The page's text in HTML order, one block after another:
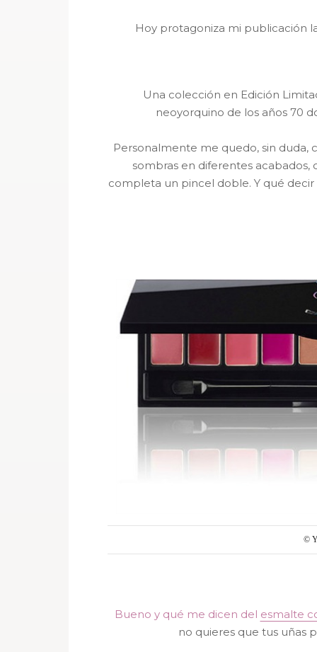
Hoy protagoniza mi publicación
Una colección en Edición
neoyorquino de los años 70
Personalmente me quedo, sin duda,
sombras en diferentes
completa un pincel doble. Y qué
©
Bueno y qué me dicen del esmalte
no quieres que tus uñas